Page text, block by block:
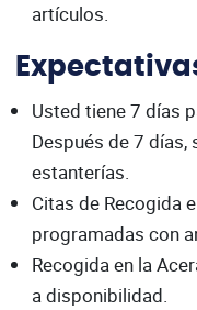
artículos.
Usted tiene 7 días
Después de 7
estanterías.
Citas de Recogida
programadas con
Recogida en la
a disponibilidad.